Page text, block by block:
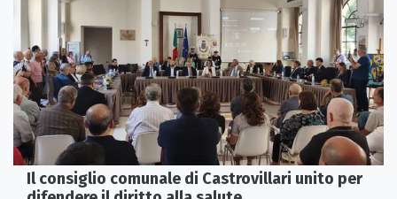
Il consiglio comunale di Castrovillari unito per